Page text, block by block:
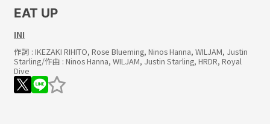
EAT UP
INI
作詞 : IKEZAKI RIHITO, Rose Blueming, Ninos Hanna, WILJAM, Justin
Starling/作曲 : Ninos Hanna, WILJAM, Justin Starling, HRDR, Royal
Dive